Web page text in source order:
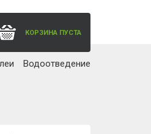
КОРЗИНА ПУСТА
Водоотведение